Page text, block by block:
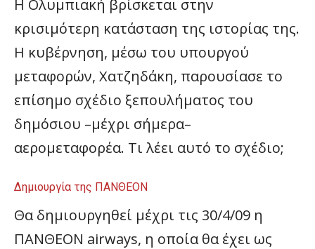
Η Ολυμπιακή βρίσκεται στην
κρισιμότερη κατάσταση της ιστορίας της.
Η κυβέρνηση, μέσω του υπουργού
μεταφορών, Χατζηδάκη, παρουσίασε το
επίσημο σχέδιο ξεπουλήματος του
δημόσιου –μέχρι σήμερα–
αερομεταφορέα. Τι λέει αυτό το σχέδιο;
Δημιουργία της ΠΑΝΘΕΟΝ
Θα δημιουργηθεί μέχρι τις 30/4/09 η
ΠΑΝΘΕΟΝ airways, η οποία θα έχει ως